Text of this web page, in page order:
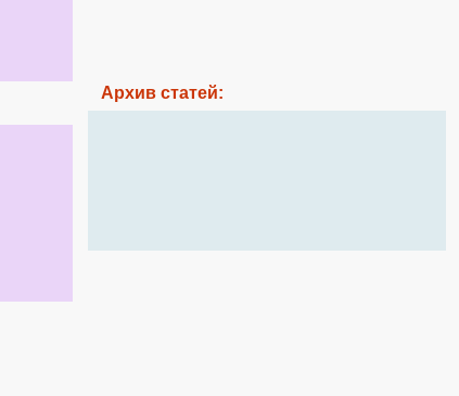
Архив статей: